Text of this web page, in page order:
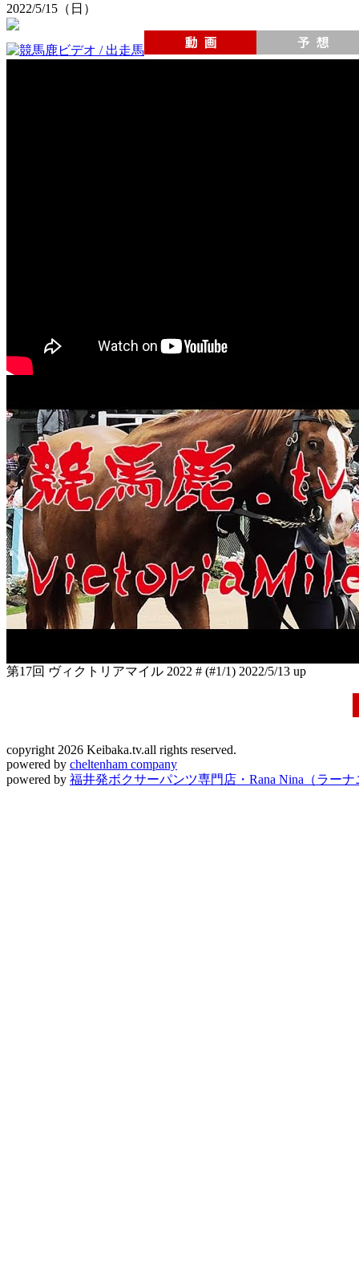
2022/5/15（日）
第17回 ヴィクトリアマイル 2022 # (#1/1) 2022/5/13 up
copyright 2026 Keibaka.tv.all rights reserved.
powered by cheltenham company
powered by 福井発ボクサーパンツ専門店・Rana Nina（ラー